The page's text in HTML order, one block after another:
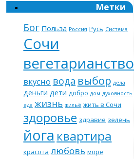
Метки
Бог Польза Россия Русь Система
Сочи
вегетарианство
вкусно вода выбор дела
деньги дети добро дом духовность
еда жизнь жильё жить в Сочи
здоровье здравие зелень
йога квартира
красота любовь море